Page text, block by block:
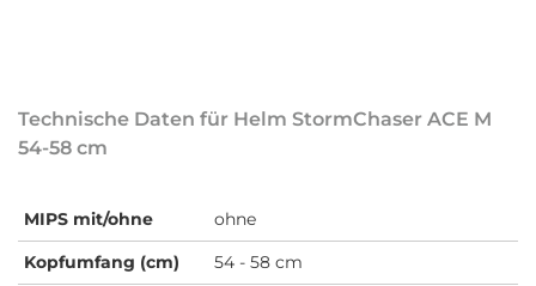
Technische Daten für Helm StormChaser ACE M
54-58 cm
MIPS mit/ohne
ohne
Kopfumfang (cm)
54 - 58 cm